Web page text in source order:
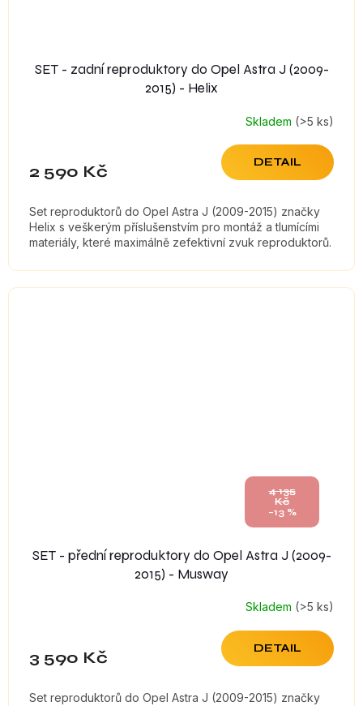
SET - zadní reproduktory do Opel Astra J (2009-
2015) - Helix
Skladem (>5 ks)
2 590 Kč DETAIL
Set reproduktorů do Opel Astra J (2009-2015) značky
Helix s veškerým příslušenstvím pro montáž a tlumícími
materiály, které maximálně zefektivní zvuk reproduktorů.
4 135
Kč
–13 %
SET - přední reproduktory do Opel Astra J (2009-
2015) - Musway
Skladem (>5 ks)
3 590 Kč DETAIL
Set reproduktorů do Opel Astra J (2009-2015) značky